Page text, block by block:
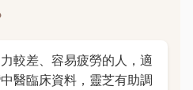
較差、容易疲勞的人，適
醫臨床資料，靈芝有助調